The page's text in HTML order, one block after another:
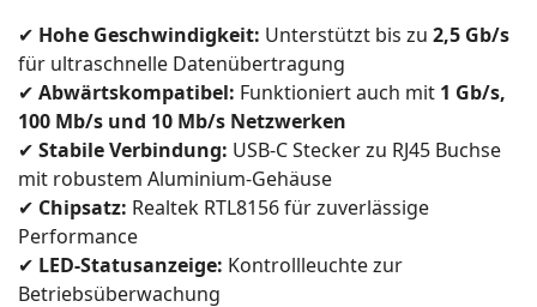
✔ Hohe Geschwindigkeit: Unterstützt bis zu 2,5 Gb/s
für ultraschnelle Datenübertragung
✔ Abwärtskompatibel: Funktioniert auch mit 1 Gb/s,
100 Mb/s und 10 Mb/s Netzwerken
✔ Stabile Verbindung: USB-C Stecker zu RJ45 Buchse
mit robustem Aluminium-Gehäuse
✔ Chipsatz: Realtek RTL8156 für zuverlässige
Performance
✔ LED-Statusanzeige: Kontrollleuchte zur
Betriebsüberwachung